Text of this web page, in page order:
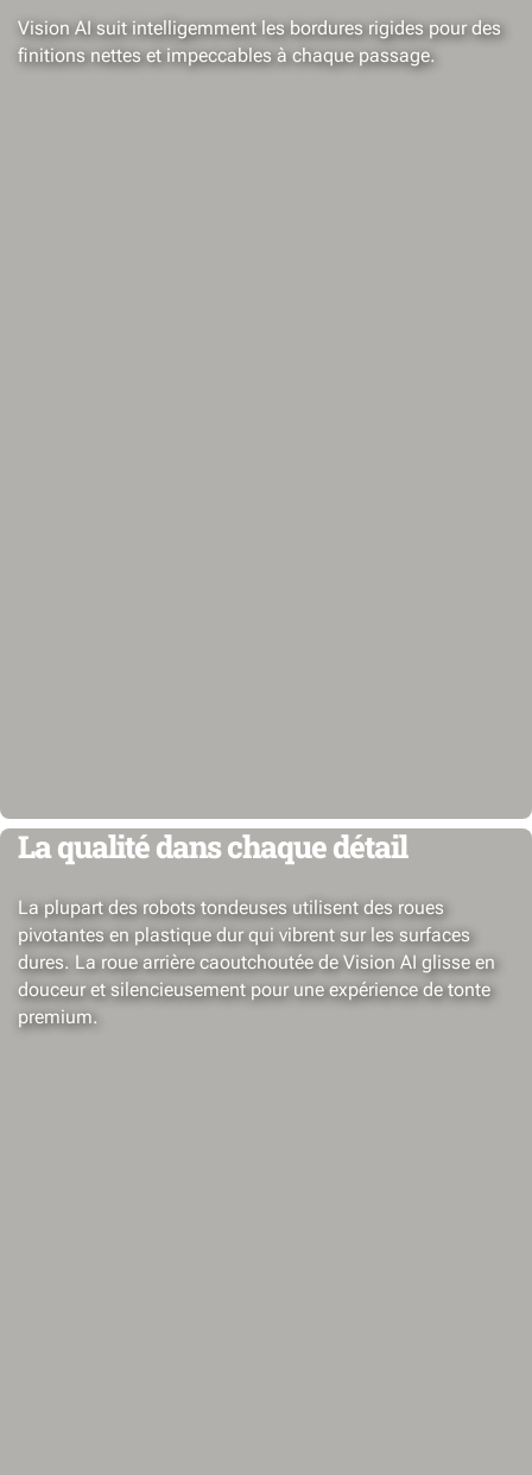
Vision AI suit intelligemment les bordures rigides pour des
finitions nettes et impeccables à chaque passage.
La qualité dans chaque détail
La plupart des robots tondeuses utilisent des roues
pivotantes en plastique dur qui vibrent sur les surfaces
dures. La roue arrière caoutchoutée de Vision AI glisse en
douceur et silencieusement pour une expérience de tonte
premium.